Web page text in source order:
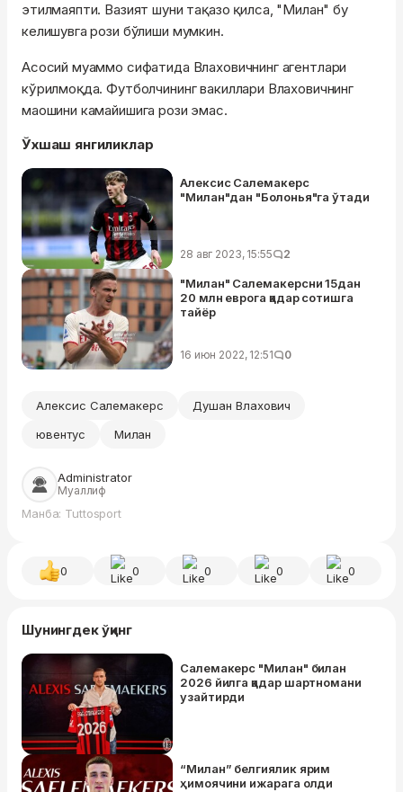
этилмаяпти. Вазият шуни тақазо қилса, "Милан" бу
келишувга рози бўлиши мумкин.
Асосий муаммо сифатида Влаховичнинг агентлари
кўрилмоқда. Футболчининг вакиллари Влаховичнинг
маошини камайишига рози эмас.
Ўхшаш янгиликлар
Алексис Салемакерс
"Милан"дан "Болонья"га ўтади
28 авг 2023, 15:55 2
"Милан" Салемакерсни 15дан
20 млн еврога қадар сотишга
тайёр
16 июн 2022, 12:51 0
Алексис Салемакерс
Душан Влахович
ювентус
Милан
Administrator
Муаллиф
Манба: Tuttosport
0 0 0 0 0
Шунингдек ўқинг
Салемакерс "Милан" билан
2026 йилга қадар шартномани
узайтирди
“Милан” белгиялик ярим
ҳимоячини ижарага олди